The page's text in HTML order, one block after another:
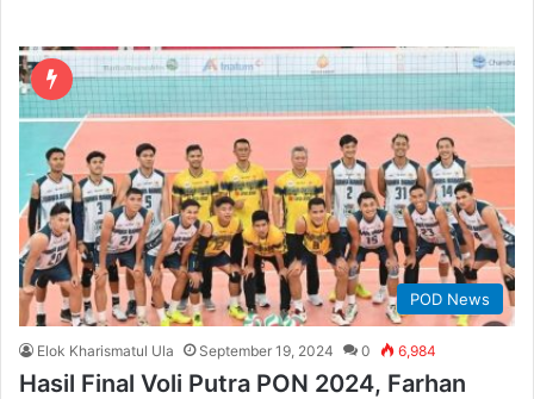
POD News
Elok Kharismatul Ula September 19, 2024 0 6,984
Hasil Final Voli Putra PON 2024, Farhan